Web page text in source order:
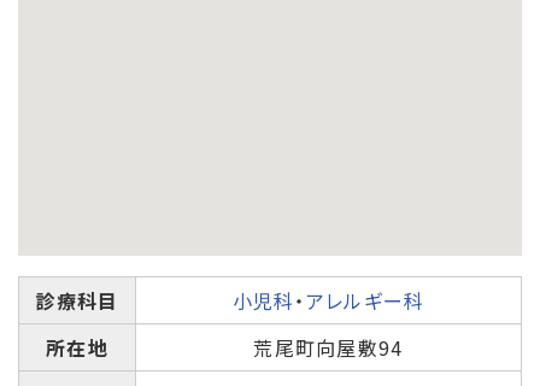
診療科目 小児科・アレルギー科
所在地
荒尾町向屋敷94